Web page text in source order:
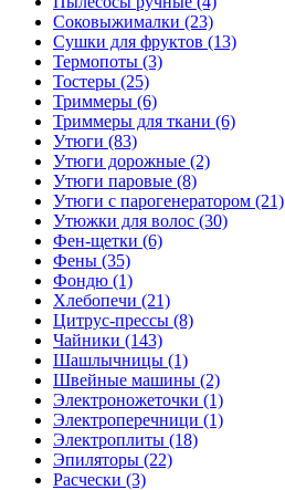
Соковыжималки (23)
Сушки для фруктов (13)
Термопоты (3)
Тостеры (25)
Триммеры (6)
Триммеры для ткани (6)
Утюги (83)
Утюги дорожные (2)
Утюги паровые (8)
Утюги с парогенератором (21)
Утюжки для волос (30)
Фен-щетки (6)
Фены (35)
Фондю (1)
Хлебопечи (21)
Цитрус-прессы (8)
Чайники (143)
Шашлычницы (1)
Швейные машины (2)
Электроножеточки (1)
Электроперечници (1)
Электроплиты (18)
Эпиляторы (22)
Расчески (3)